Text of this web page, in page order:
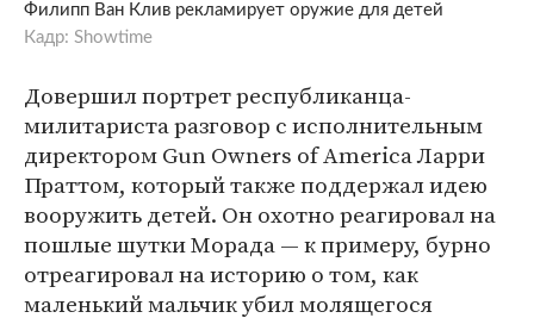
Филипп Ван Клив рекламирует оружие для детей
Кадр: Showtime
Довершил портрет республиканца-
милитариста разговор с исполнительным
директором Gun Owners of America Ларри
Праттом, который также поддержал идею
вооружить детей. Он охотно реагировал на
пошлые шутки Морада — к примеру, бурно
отреагировал на историю о том, как
маленький мальчик убил молящегося